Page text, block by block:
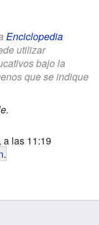
Enciclopedia
utilizar
bajo la
que se indique
a las 11:19
.